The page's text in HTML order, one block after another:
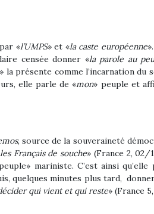
«l’UMPS» et «la caste européenne»
censée donner «la parole au
» la présente comme l’incarnation du
elleparle de «mon» peuple et
, source de la souveraineté
les Français de souche» (France 2, 02/
mariniste. C’est ainsi
quelques minutes plus tard,
qui vient et qui reste» (France